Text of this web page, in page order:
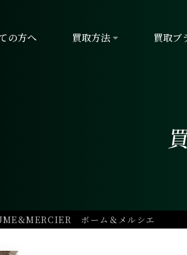
の方へ 買取方法 買取ブ
ボーム＆メルシエ